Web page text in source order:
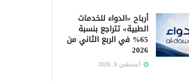
أرباح «الدواء للخدمات
الطبية» تتراجع بنسبة
65% في الربع الثاني من
2026
أغسطس 6, 2026